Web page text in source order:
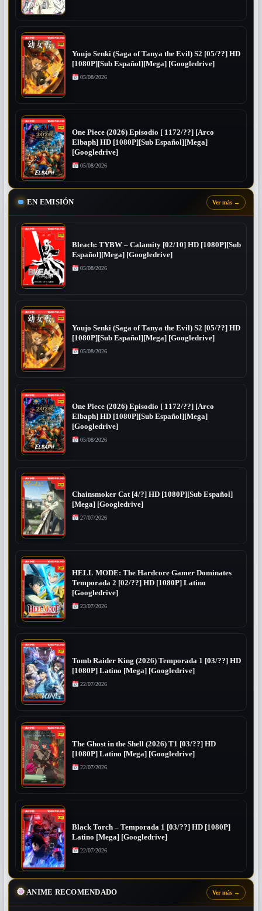
Youjo Senki (Saga of Tanya the Evil) S2 [05/??] HD
[1080P][Sub Español][Mega] [Googledrive]
05/08/2026
One Piece (2026) Episodio [ 1172/??] [Arco
Elbaph] HD [1080P][Sub Español][Mega]
[Googledrive]
05/08/2026
EN EMISIÓN Ver más →
Bleach: TYBW – Calamity [02/10] HD [1080P][Sub
Español][Mega] [Googledrive]
05/08/2026
Youjo Senki (Saga of Tanya the Evil) S2 [05/??] HD
[1080P][Sub Español][Mega] [Googledrive]
05/08/2026
One Piece (2026) Episodio [ 1172/??] [Arco
Elbaph] HD [1080P][Sub Español][Mega]
[Googledrive]
05/08/2026
Chainsmoker Cat [4/?] HD [1080P][Sub Español]
[Mega] [Googledrive]
27/07/2026
HELL MODE: The Hardcore Gamer Dominates
Temporada 2 [02/??] HD [1080P] Latino
[Googledrive]
23/07/2026
Tomb Raider King (2026) Temporada 1 [03/??] HD
[1080P] Latino [Mega] [Googledrive]
22/07/2026
The Ghost in the Shell (2026) T1 [03/??] HD
[1080P] Latino [Mega] [Googledrive]
22/07/2026
Black Torch – Temporada 1 [03/??] HD [1080P]
Latino [Mega] [Googledrive]
22/07/2026
ANIME RECOMENDADO Ver más →